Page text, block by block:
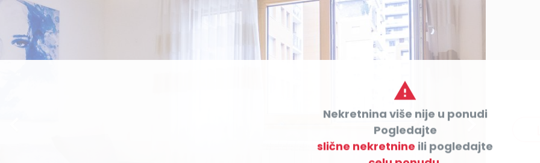


Nekretnina više nije u ponudi
Pogledajte
slične nekretnine ili pogledajte